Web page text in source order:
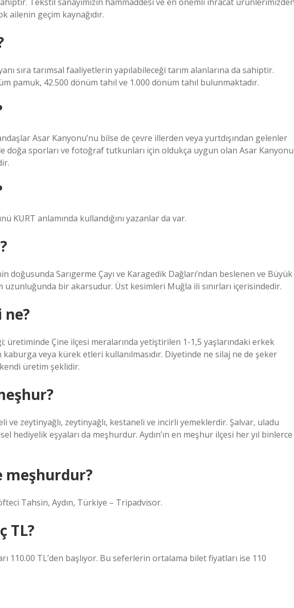
ailenin geçim kaynağıdır.
sıra tarımsal faaliyetlerin yapılabileceği tarım alanlarına da sahiptir.
pamuk, 42.500 dönüm tahıl ve 1.000 dönüm tahıl bulunmaktadır.
Asar Kanyonu’nu bilse de çevre illerden veya yurtdışından gelenler
doğa sporları ve fotoğraf tutkunları için oldukça uygun olan Asar
KURT anlamında kullandığını yazanlar da var.
doğusunda Sarıgerme Çayı ve Karagedik Dağları’ndan beslenen ve Büyük
bir akarsudur. Üst kesimleri Muğla ili sınırları içerisindedir.
Çine ilçesi meralarında yetiştirilen 1-1,5 yaşlarındaki erkek
kaburga veya kürek etleri kullanılmasıdır. Diyetinde ne silaj ne de şeker
üretim şeklidir.
ve zeytinyağlı, zeytinyağlı, kestaneli ve incirli yemeklerdir. Şalvar, uladu
hediyelik eşyaları da meşhurdur. Aydın’ın en meşhur ilçesi her yıl binlerce
meşhurdur?
Tahsin, Aydın, Türkiye – Tripadvisor.
TL?
110.00 TL’den başlıyor. Bu seferlerin ortalama bilet fiyatları ise 110